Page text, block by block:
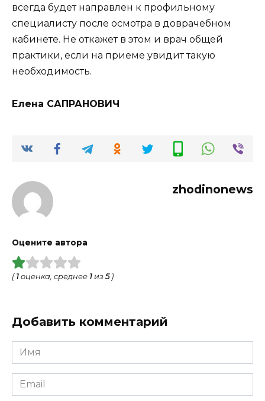
всегда будет направлен к профильному
специалисту после осмотра в доврачебном
кабинете. Не откажет в этом и врач общей
практики, если на приеме увидит такую
необходимость.
Елена САПРАНОВИЧ
zhodinonews
Оцените автора
( 1 оценка, среднее 1 из 5)
Добавить комментарий
Имя
*
Email
*